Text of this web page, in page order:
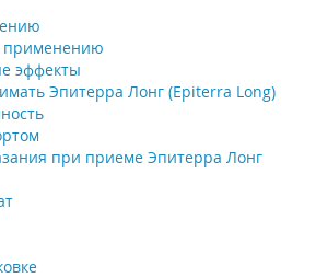
применению
эффекты
Эпитерра Лонг (Epiterra Long)
при приеме Эпитерра Лонг